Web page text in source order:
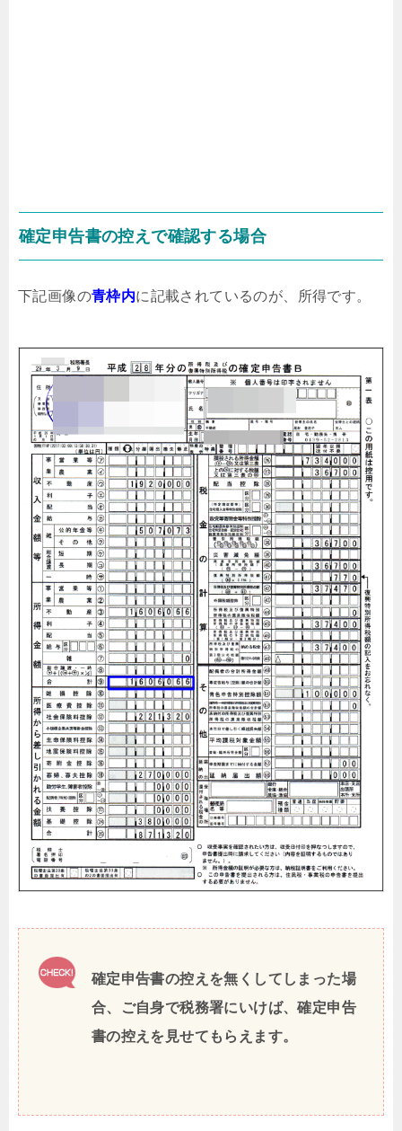
確定申告書の控えで確認する場合
下記画像の青枠内に記載されているのが、所得です。
確定申告書の控えを無くしてしまった場
合、ご自身で税務署にいけば、確定申告
書の控えを見せてもらえます。